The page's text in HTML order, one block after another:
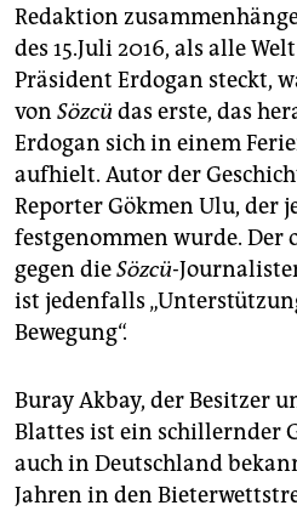
Redaktion
des 15.Juli 2016, als alle
Präsident Erdogan steckt,
von Sözcüdas erste, das
Erdogan sich in einem
aufhielt. Autor der
Reporter Gökmen Ulu, der
festgenommen wurde.
gegen dieSözcü-
ist jedenfalls
Bewegung“.
Buray Akbay, der Besitzer
Blattes ist ein schillernder
auch in Deutschland
Jahren in den